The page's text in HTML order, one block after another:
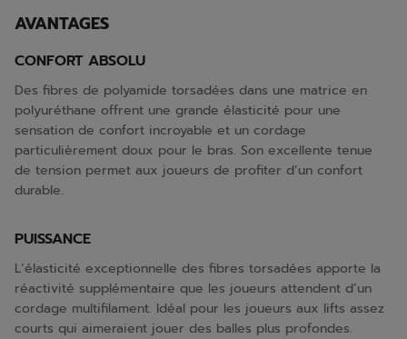
AVANTAGES
CONFORT ABSOLU
Des fibres de polyamide torsadées dans une matrice en
polyuréthane offrent une grande élasticité pour une
sensation de confort incroyable et un cordage
particulièrement doux pour le bras. Son excellente tenue
de tension permet aux joueurs de profiter d’un confort
durable.
PUISSANCE
L’élasticité exceptionnelle des fibres torsadées apporte la
réactivité supplémentaire que les joueurs attendent d’un
cordage multifilament. Idéal pour les joueurs aux lifts assez
courts qui aimeraient jouer des balles plus profondes.